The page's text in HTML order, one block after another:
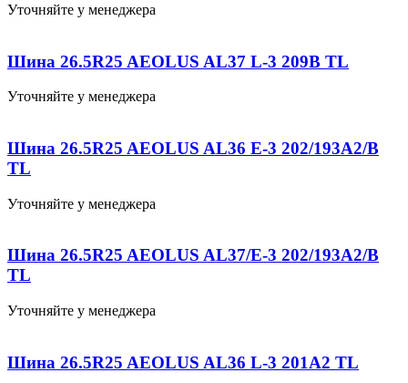
Уточняйте у менеджера
Шина 26.5R25 AEOLUS AL37 L-3 209B TL
Уточняйте у менеджера
Шина 26.5R25 AEOLUS AL36 E-3 202/193A2/B
TL
Уточняйте у менеджера
Шина 26.5R25 AEOLUS AL37/E-3 202/193A2/B
TL
Уточняйте у менеджера
Шина 26.5R25 AEOLUS AL36 L-3 201A2 TL